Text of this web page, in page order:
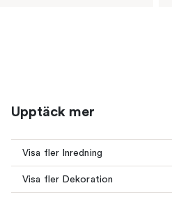
Upptäck mer
Visa fler Inredning
Visa fler Dekoration